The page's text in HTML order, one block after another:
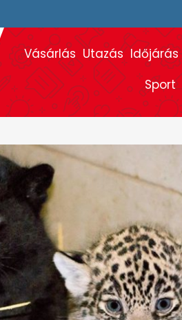
Vásárlás Utazás Időjárás
Sport